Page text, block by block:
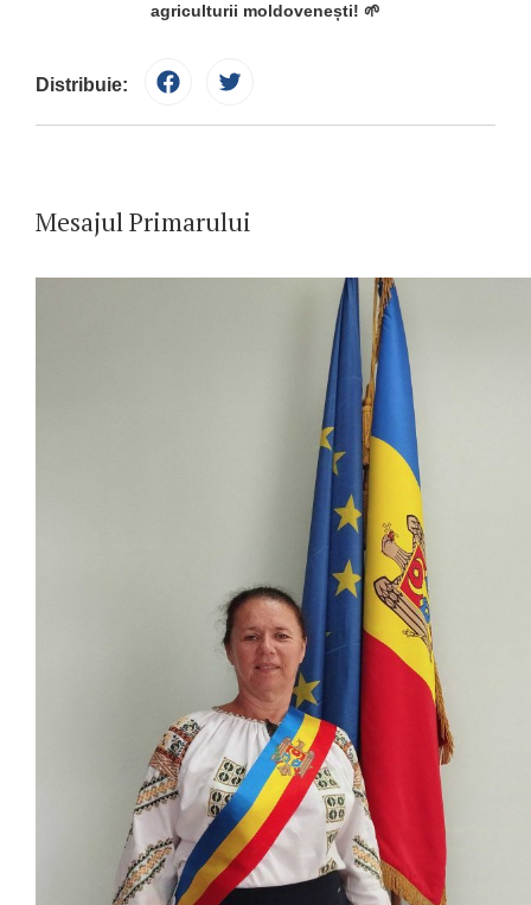
agriculturii moldovenești! 🌱
Distribuie:
Mesajul Primarului